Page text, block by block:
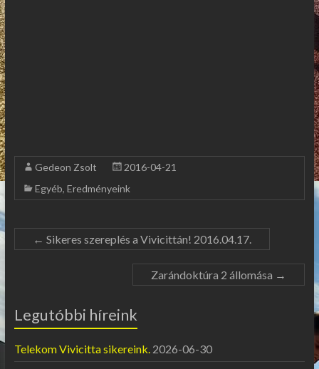
Gedeon Zsolt
2016-04-21
Egyéb, Eredményeink
← Sikeres szereplés a Vivicittán! 2016.04.17.
Zarándoktúra 2 állomása →
Legutóbbi híreink
Telekom Vivicitta sikereink. 2026-06-30